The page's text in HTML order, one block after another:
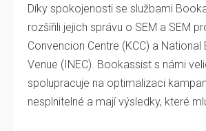
Díky spokojenosti se službami
rozšířili jejich správu o SEM a SEM
Convencion Centre (KCC) a National
Venue (INEC). Bookassist s námi
spolupracuje na optimalizaci
nesplnitelné a mají výsledky, které